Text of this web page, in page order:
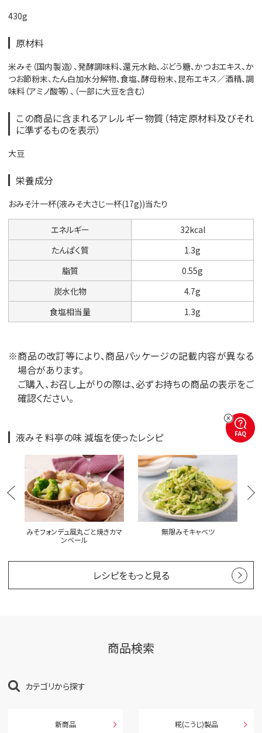
430g
原材料
米みそ（国内製造）、発酵調味料、還元水飴、ぶどう糖、かつおエキス、か
つお節粉末、たん白加水分解物、食塩、酵母粉末、昆布エキス／酒精、調
味料（アミノ酸等）、（一部に大豆を含む）
この商品に含まれるアレルギー物質（特定原材料及びそれ
に準ずるものを表示）
大豆
栄養成分
おみそ汁一杯(液みそ大さじ一杯(17g))当たり
エネルギー
32kcal
たんぱく質
1.3g
脂質
0.55g
炭水化物
4.7g
食塩相当量
1.3g
※商品の改訂等により、商品パッケージの記載内容が異なる
場合があります。
ご購入、お召し上がりの際は、必ずお持ちの商品の表示をご
確認ください。
液みそ 料亭の味 減塩を使ったレシピ
みそフォンデュ風丸ごと焼きカマ
ンベール
無限みそキャベツ
レシピをもっと見る
商品検索
カテゴリから探す
新商品 糀(こうじ)製品
FAQ